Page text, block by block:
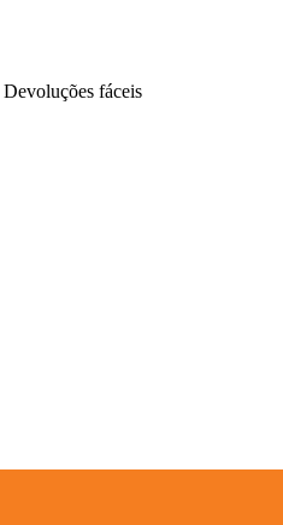
Devoluções fáceis